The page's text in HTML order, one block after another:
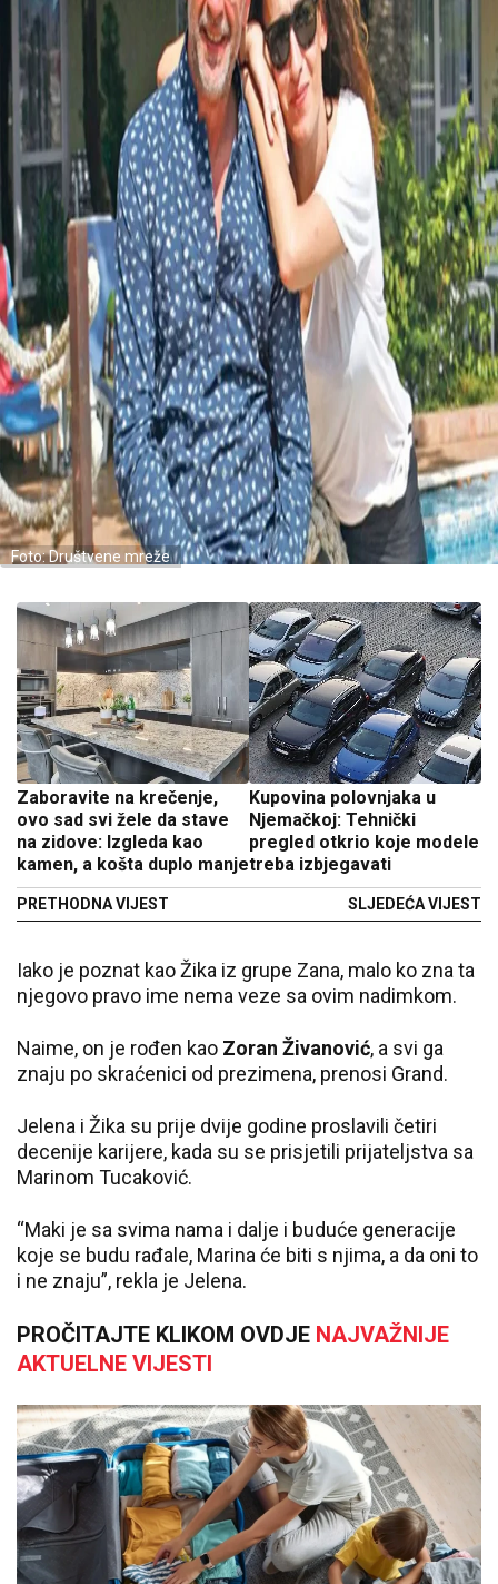
Foto: Društvene mreže
Zaboravite na krečenje,
ovo sad svi žele da stave
na zidove: Izgleda kao
kamen, a košta duplo manje
PRETHODNA VIJEST
Kupovina polovnjaka u
Njemačkoj: Tehnički
pregled otkrio koje modele
treba izbjegavati
SLJEDEĆA VIJEST
Iako je poznat kao Žika iz grupe Zana, malo ko zna ta
njegovo pravo ime nema veze sa ovim nadimkom.
Naime, on je rođen kao Zoran Živanović, a svi ga
znaju po skraćenici od prezimena, prenosi Grand.
Jelena i Žika su prije dvije godine proslavili četiri
decenije karijere, kada su se prisjetili prijateljstva sa
Marinom Tucaković.
“Maki je sa svima nama i dalje i buduće generacije
koje se budu rađale, Marina će biti s njima, a da oni to
i ne znaju”, rekla je Jelena.
PROČITAJTE KLIKOM OVDJE NAJVAŽNIJE
AKTUELNE VIJESTI